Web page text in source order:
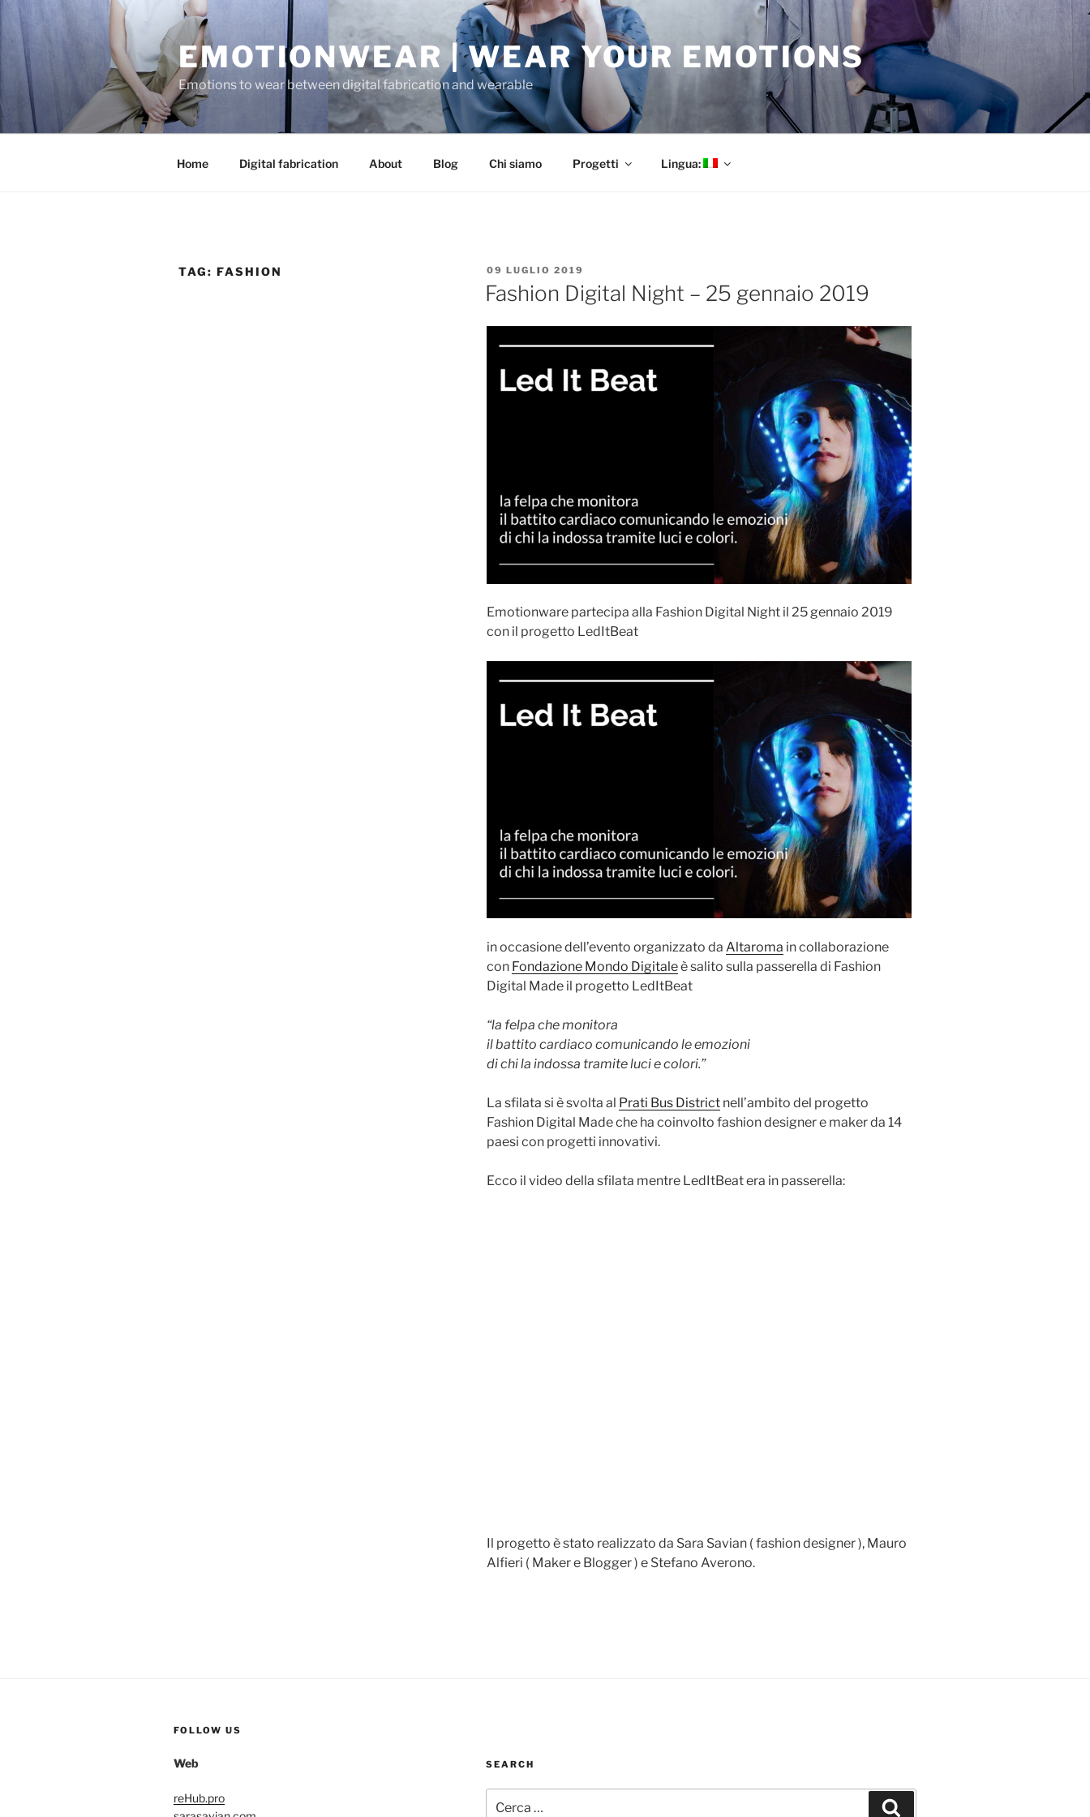
Salta
contenuto
EMOTIONWEAR | WEAR YOUR EMOTIONS
Emotions to wear between digital fabrication and wearable
Home Digital fabrication About Blog Chi siamo Progetti Lingua:
TAG: FASHION
PUBBLICATO
IL
09 LUGLIO 2019
Fashion Digital Night – 25 gennaio 2019
Emotionware partecipa alla Fashion Digital Night il 25 gennaio 2019
con il progetto LedItBeat
in occasione dell’evento organizzato da Altaroma in collaborazione
con Fondazione Mondo Digitaleè salito sulla passerella di Fashion
Digital Made il progetto LedItBeat
“la felpa che monitora
il battito cardiaco comunicando le emozioni
di chi la indossa tramite luci e colori.”
La sfilata si è svolta al Prati Bus Districtnell’ambito del progetto
Fashion Digital Made che ha coinvolto fashion designer e maker da 14
paesi con progetti innovativi.
Ecco il video della sfilata mentre LedItBeat era in passerella:
Il progetto è stato realizzato da Sara Savian ( fashion designer ), Mauro
Alfieri ( Maker e Blogger ) e Stefano Averono.
FOLLOW US
Web
reHub.pro
SEARCH